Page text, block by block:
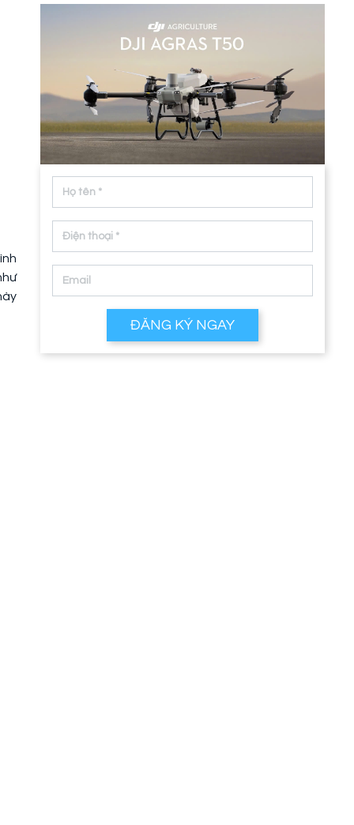
ĐĂNG KÝ NGAY